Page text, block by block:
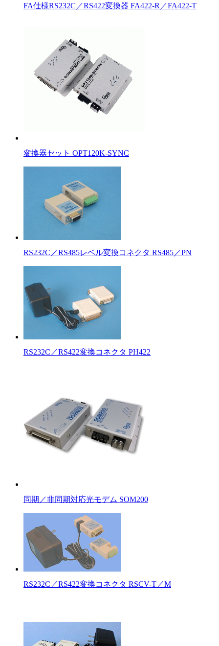
FA仕様RS232C／RS422変換器 FA422-R／FA422-T
変換器セット OPT120K-SYNC
RS232C／RS485レベル変換コネクタ RS485／PN
RS232C／RS422変換コネクタ PH422
同期／非同期対応光モデム SOM200
RS232C／RS422変換コネクタ RSCV-T／M